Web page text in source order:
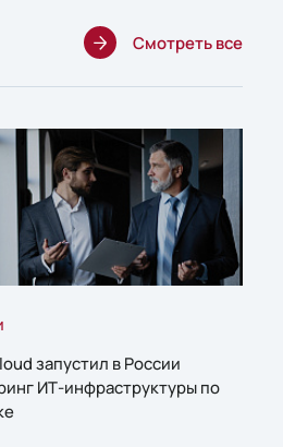
Смотреть все
запустил в России
ИТ-инфраструктуры по